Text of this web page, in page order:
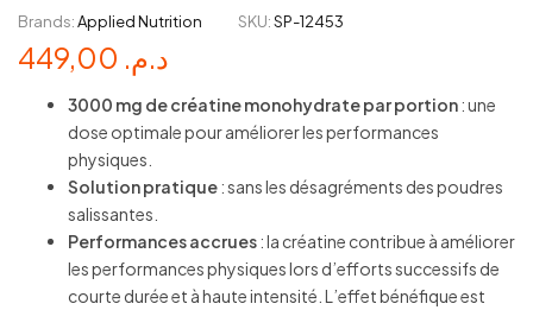
Brands:Applied Nutrition SKU:SP-12453
د.م.
3000 mg de créatine monohydrate par portion: une
dose optimale pour améliorer les performances
physiques.
Solution pratique: sans les désagréments des poudres
salissantes.
Performances accrues: la créatine contribue à améliorer
les performances physiques lors d’efforts successifs de
courte durée et à haute intensité. L’effet bénéfique est